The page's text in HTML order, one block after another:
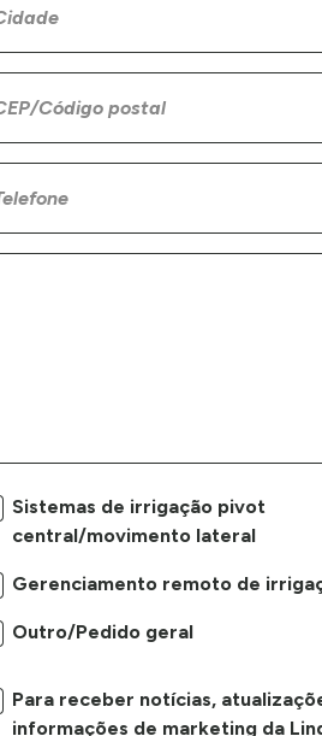
Sistemas de irrigação pivot
central/movimento lateral
Gerenciamento remoto de
Outro/Pedido geral
Para receber notícias,
informações de marketing da